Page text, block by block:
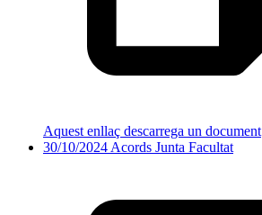
Aquest enllaç descarrega un document
30/10/2024 Acords Junta Facultat